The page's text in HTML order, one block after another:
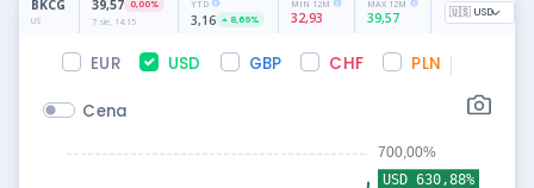
EUR USD GBP CHF PLN
Cena